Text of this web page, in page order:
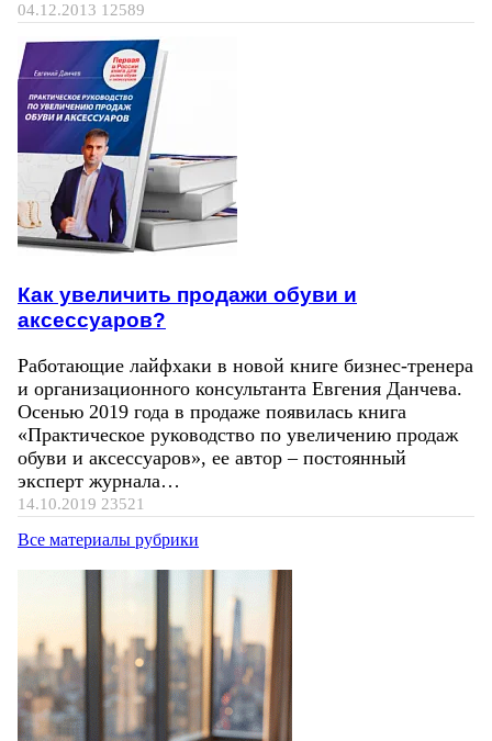
04.12.2013 12589
Как увеличить продажи обуви и
аксессуаров?
Работающие лайфхаки в новой книге бизнес-тренера
и организационного консультанта Евгения Данчева.
Осенью 2019 года в продаже появилась книга
«Практическое руководство по увеличению продаж
обуви и аксессуаров», ее автор – постоянный
эксперт журнала…
14.10.2019 23521
Все материалы рубрики